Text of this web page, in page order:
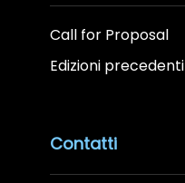
Call for Proposal
Edizioni precedenti
Contatti